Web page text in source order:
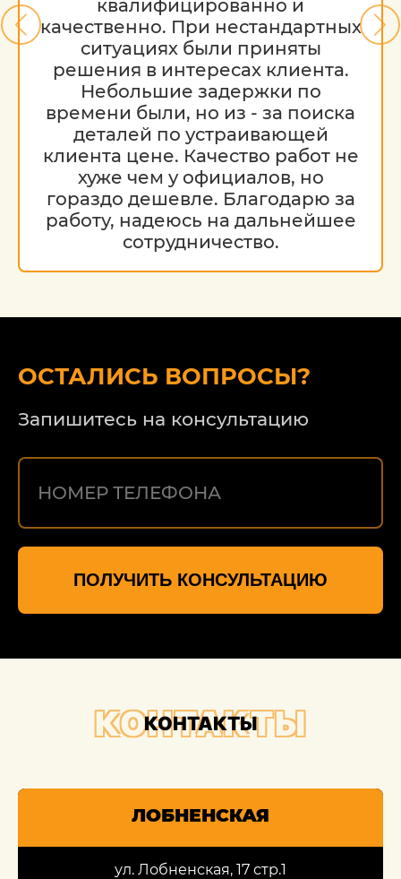
квалифицированно и
качественно. При нестандартных
ситуациях были приняты
решения в интересах клиента.
Небольшие задержки по
времени были, но из - за поиска
деталей по устраивающей
клиента цене. Качество работ не
хуже чем у официалов, но
гораздо дешевле. Благодарю за
работу, надеюсь на дальнейшее
сотрудничество.
ОСТАЛИСЬ ВОПРОСЫ?
Запишитесь на консультацию
ПОЛУЧИТЬ КОНСУЛЬТАЦИЮ
КОНТАКТЫ
КОНТАКТЫ
ЛОБНЕНСКАЯ
ул. Лобненская, 17 стр.1